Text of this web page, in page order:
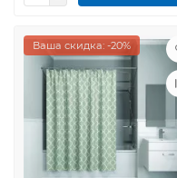
Ваша скидка: -20%